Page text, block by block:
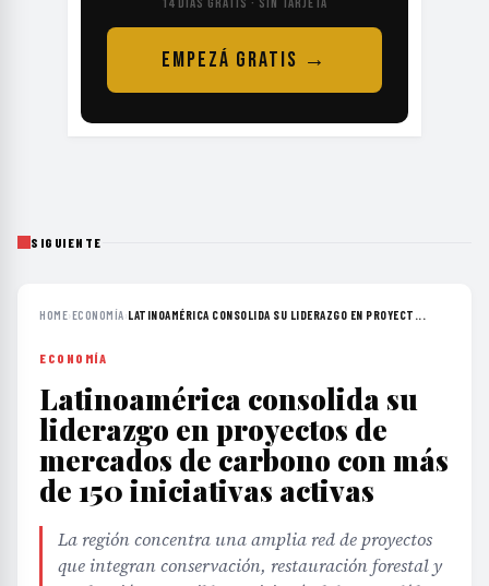
EMPEZÁ GRATIS →
SIGUIENTE
HOME›ECONOMÍA›LATINOAMÉRICA CONSOLIDA SU LIDERAZGO EN PROYECT...
ECONOMÍA
Latinoamérica consolida su
liderazgo en proyectos de
mercados de carbono con más
de 150 iniciativas activas
La región concentra una amplia red de proyectos
que integran conservación, restauración forestal y